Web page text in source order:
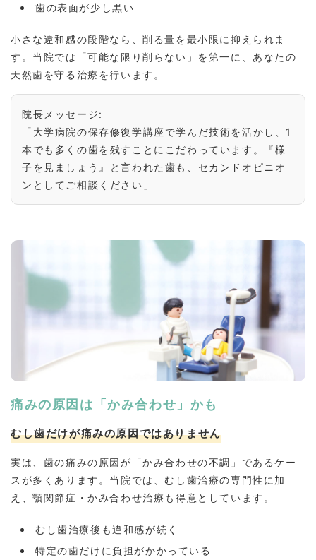
歯の表面が少し黒い
小さな違和感の段階なら、削る量を最小限に抑えられま
す。当院では「可能な限り削らない」を第一に、あなたの
天然歯を守る治療を行います。
院長メッセージ:
「大学病院の保存修復学講座で学んだ技術を活かし、1
本でも多くの歯を残すことにこだわっています。『様
子を見ましょう』と言われた歯も、セカンドオピニオ
ンとしてご相談ください」
痛みの原因は「かみ合わせ」かも
むし歯だけが痛みの原因ではありません
実は、歯の痛みの原因が「かみ合わせの不調」であるケー
スが多くあります。当院では、むし歯治療の専門性に加
え、顎関節症・かみ合わせ治療も得意としています。
むし歯治療後も違和感が続く
特定の歯だけに負担がかかっている